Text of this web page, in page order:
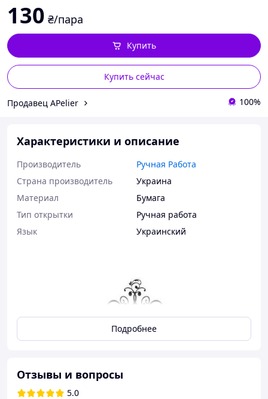
130 ₴/пара
Купить сейчас
Купить
Продавец APelier 100%
Характеристики и описание
Производитель
Ручная Работа
Страна производитель
Украина
Материал
Бумага
Тип открытки
Ручная работа
Язык
Украинский
Подробнее
Отзывы и вопросы
5.0